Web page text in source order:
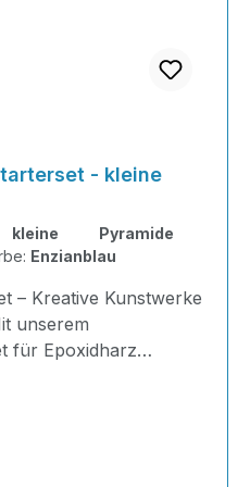
- kleine
kleine Pyramide
Enzianblau
– Kreative Kunstwerke
unserem
für Epoxidharz